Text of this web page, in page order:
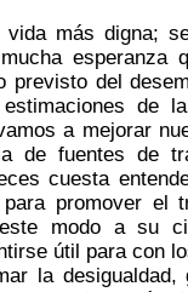
vida más digna;
esperanza
previsto del
de
a mejorar
de fuentes de
cuesta
promover el
modo a su
útil para con
la